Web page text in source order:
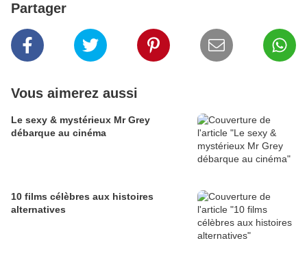
Partager
Vous aimerez aussi
Le sexy & mystérieux Mr Grey
débarque au cinéma
10 films célèbres aux histoires
alternatives